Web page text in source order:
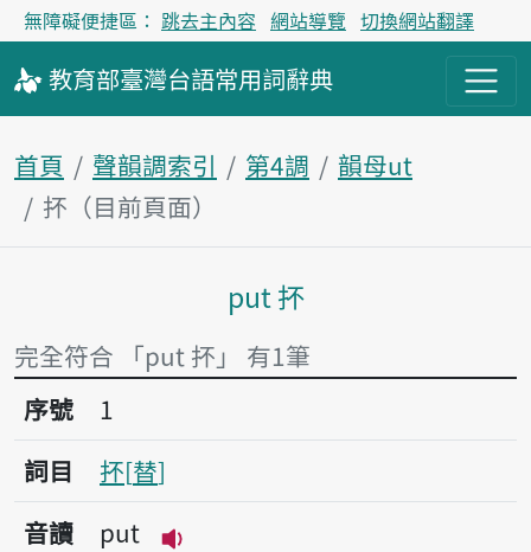
無障礙便捷區： 跳去主內容 網站導覽 切換網站翻譯
教育部臺灣台語常用詞辭典
首頁 聲韻調索引 第4調
韻母ut
抔（目前頁面）
主內容區塊
put 抔
完全符合 「put 抔」 有1筆
序號1抔
序號
1
詞目
抔 替
音讀
put